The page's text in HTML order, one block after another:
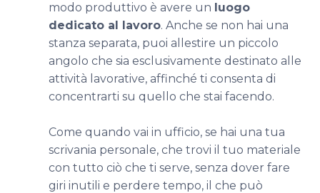
modo produttivo è avere un luogo
dedicato al lavoro. Anche se non hai una
stanza separata, puoi allestire un piccolo
angolo che sia esclusivamente destinato alle
attività lavorative, affinché ti consenta di
concentrarti su quello che stai facendo.
Come quando vai in ufficio, se hai una tua
scrivania personale, che trovi il tuo materiale
con tutto ciò che ti serve, senza dover fare
giri inutili e perdere tempo, il che può